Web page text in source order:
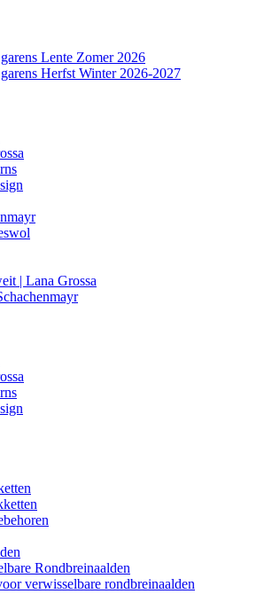
Lente Zomer 2026
Herfst Winter 2026-2027
| Lana Grossa
Rondbreinaalden
verwisselbare rondbreinaalden